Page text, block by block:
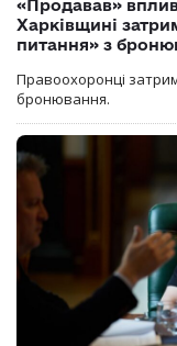
«Продавав»
Харківщині
питання» з
Правоохоронці
бронювання.